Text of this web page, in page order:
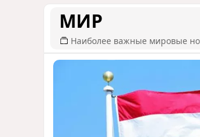
МИР
Наиболее важные мировые